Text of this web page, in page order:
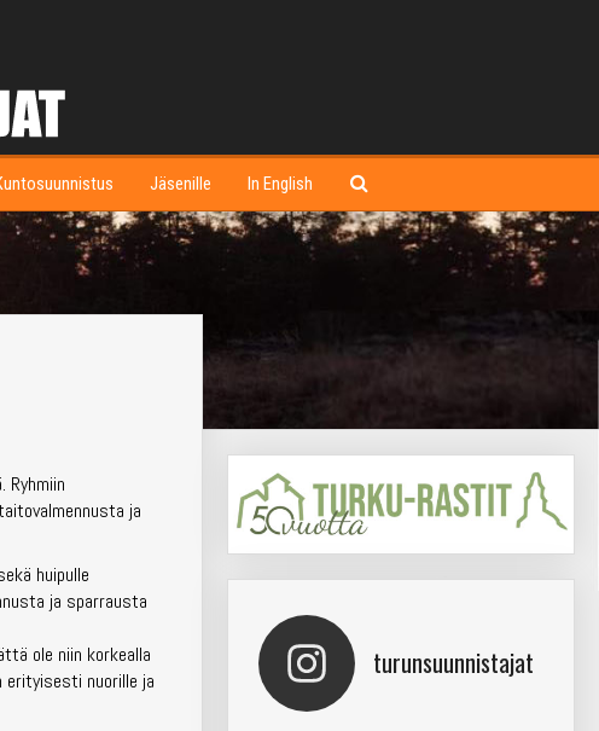
Jäsenille In English
ja
huipulle
ja sparrausta
ole niin korkealla
erityisesti nuorille ja
turunsuunnistajat